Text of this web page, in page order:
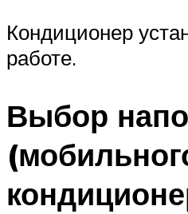
Кондиционер
работе.
Выбор